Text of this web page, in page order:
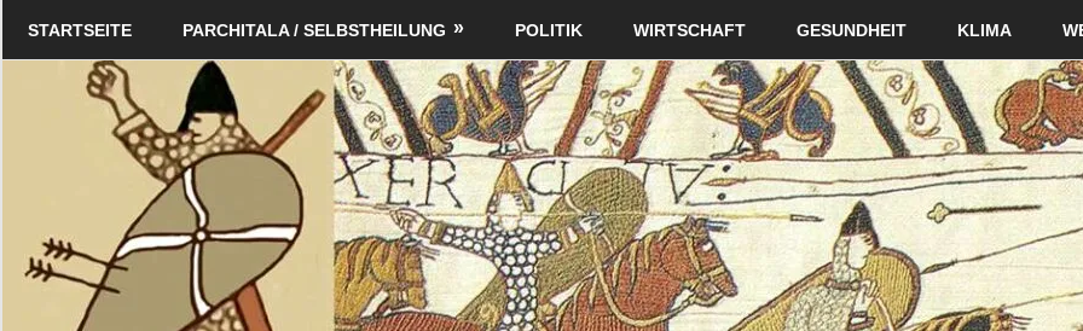
Schildverlag
STARTSEITE PARCHITALA / SELBSTHEILUNG POLITIK WIRTSCHAFT GESUNDHEIT KLIMA